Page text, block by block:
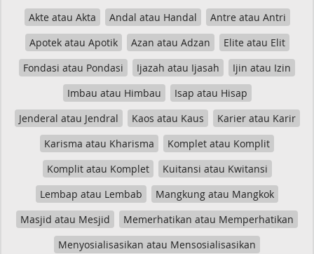
Akte atau Akta Andal atau Handal
Antre atau Antri
Apotek atau Apotik
Azan atau Adzan
Elite atau Elit
Fondasi atau Pondasi
Ijazah atau Ijasah
Ijin atau Izin
Imbau atau Himbau
Isap atau Hisap
Jenderal atau Jendral
Kaos atau Kaus
Karier atau Karir
Karisma atau Kharisma
Komplet atau Komplit
Komplit atau Komplet
Kuitansi atau Kwitansi
Lembap atau Lembab
Mangkung atau Mangkok
Masjid atau Mesjid
Memerhatikan atau Memperhatikan
Menyosialisasikan atau Mensosialisasikan